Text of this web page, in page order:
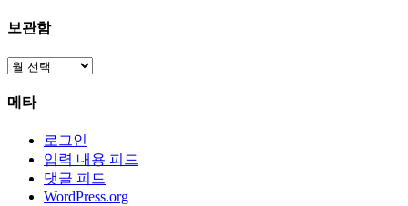
보관함
보
함
메타
로그인
입력 내용 피드
댓글 피드
WordPress.org